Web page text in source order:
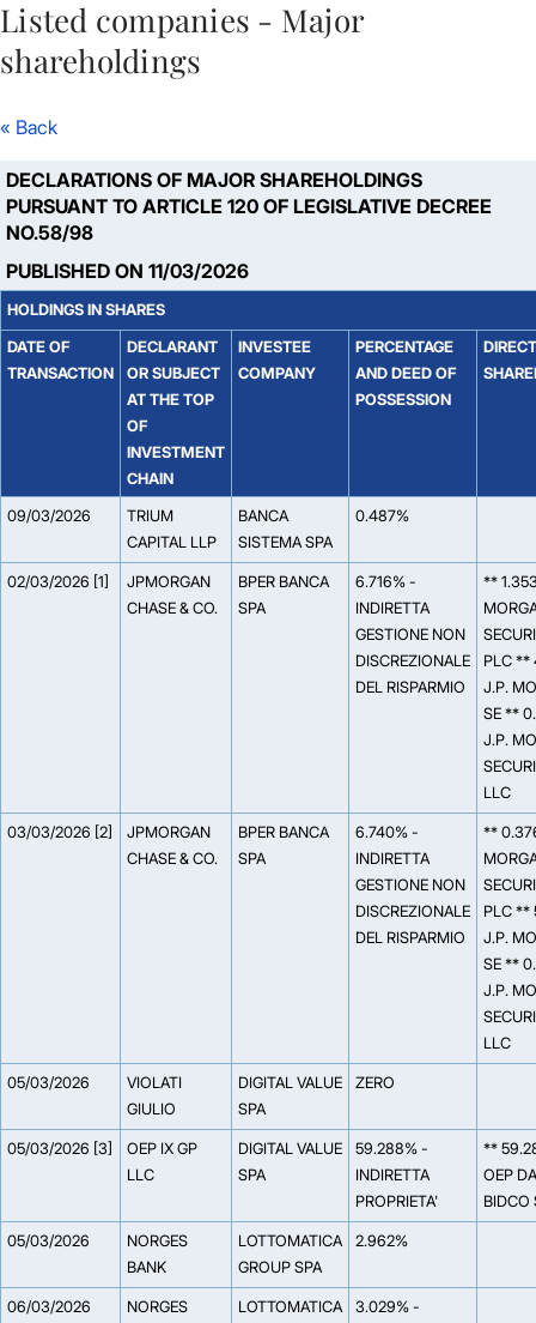
Skip to Main Content
Listed companies - Major
shareholdings
« Back
DECLARATIONS OF MAJOR SHAREHOLDINGS
PURSUANT TO ARTICLE 120 OF LEGISLATIVE DECREE
NO.58/98
PUBLISHED ON 11/03/2026
HOLDINGS IN SHARES
DATE OF
TRANSACTION
DECLARANT
OR SUBJECT
AT THE TOP
OF
INVESTMENT
CHAIN
INVESTEE
COMPANY
PERCENTAGE
AND DEED OF
POSSESSION
DIRECT
09/03/2026
TRIUM
CAPITAL LLP
BANCA
SISTEMA SPA
0.487%
02/03/2026 [1]
JPMORGAN
CHASE & CO.
BPER BANCA
SPA
6.716% -
INDIRETTA
GESTIONE NON
DISCREZIONALE
DEL RISPARMIO
**
PLC **
J.P.
SE **
J.P.
LLC
03/03/2026 [2]
JPMORGAN
CHASE & CO.
BPER BANCA
SPA
6.740% -
INDIRETTA
GESTIONE NON
DISCREZIONALE
DEL RISPARMIO
**
PLC **
J.P.
SE **
J.P.
LLC
05/03/2026
VIOLATI
GIULIO
DIGITAL VALUE
SPA
ZERO
05/03/2026 [3]
OEP IX GP
LLC
DIGITAL VALUE
SPA
59.288% -
INDIRETTA
PROPRIETA'
**
OEP
BIDCO
05/03/2026
NORGES
BANK
LOTTOMATICA
GROUP SPA
2.962%
06/03/2026
NORGES
LOTTOMATICA
3.029% -